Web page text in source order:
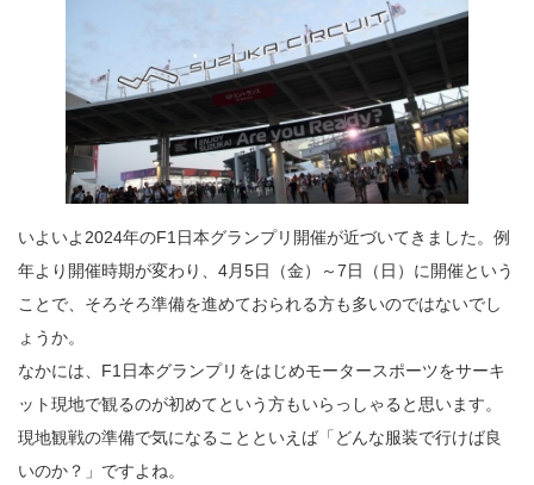
わ
る
か
注
意
し
て
お
き
た
ポ
イ
ト
（服
編）
[PR]
いよいよ2024年のF1日本グランプリ開催が近づいてきました。例
年より開催時期が変わり、4月5日（金）～7日（日）に開催という
ことで、そろそろ準備を進めておられる方も多いのではないでし
ょうか。
なかには、F1日本グランプリをはじめモータースポーツをサーキ
ット現地で観るのが初めてという方もいらっしゃると思います。
現地観戦の準備で気になることといえば「どんな服装で行けば良
いのか？」ですよね。